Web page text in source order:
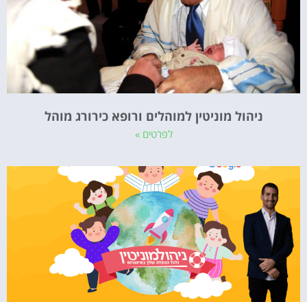
ניהול מוניטין למוהלים ורופא כירורג מוהל
לפרטים »